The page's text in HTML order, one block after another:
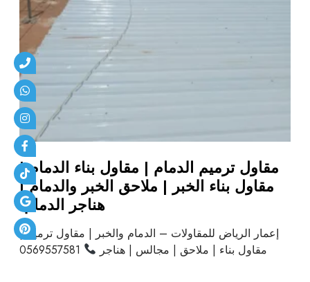
مقاول ترميم الدمام | مقاول بناء الدمام |
مقاول بناء الخبر | ملاحق الخبر والدمام |
هناجر الدمام
إعمار الرياض للمقاولات – الدمام والخبر | مقاول ترميم |
مقاول بناء | ملاحق | مجالس | هناجر